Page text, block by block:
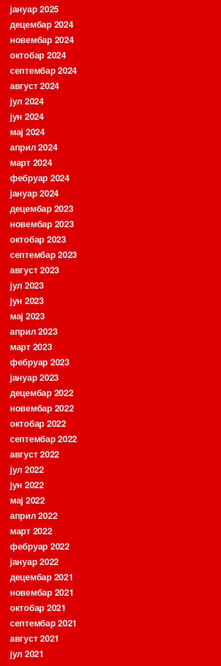
јануар 2025
децембар 2024
новембар 2024
октобар 2024
септембар 2024
август 2024
јул 2024
јун 2024
мај 2024
април 2024
март 2024
фебруар 2024
јануар 2024
децембар 2023
новембар 2023
октобар 2023
септембар 2023
август 2023
јул 2023
јун 2023
мај 2023
април 2023
март 2023
фебруар 2023
јануар 2023
децембар 2022
новембар 2022
октобар 2022
септембар 2022
август 2022
јул 2022
јун 2022
мај 2022
април 2022
март 2022
фебруар 2022
јануар 2022
децембар 2021
новембар 2021
октобар 2021
септембар 2021
август 2021
јул 2021